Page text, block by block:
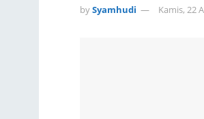
bySyamhudi Kamis, 22